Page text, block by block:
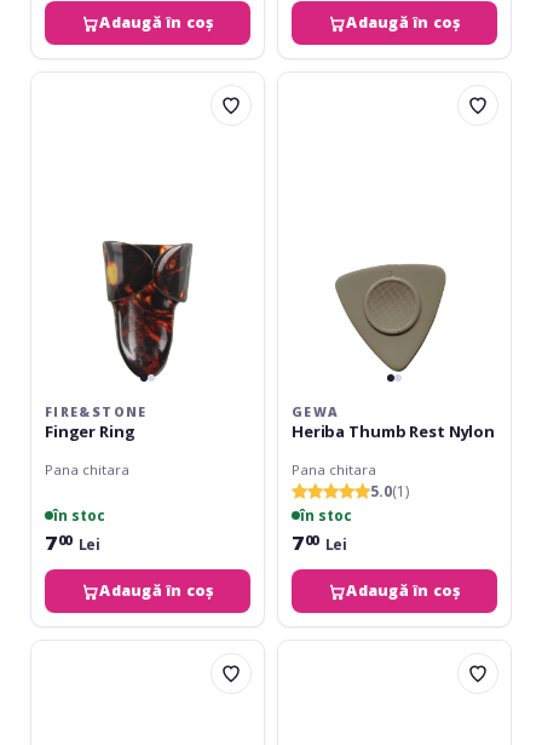
Adaugă în coș Adaugă în coș
Fire&Stone
FIRE&STONE
Finger Ring
Pana chitara
în stoc
700 Lei
Adaugă în coș
Gewa
GEWA
Heriba Thumb Rest Nylon
Pana chitara
5.0(1)
în stoc
700 Lei
Adaugă în coș
Dimavery
Fire&Stone